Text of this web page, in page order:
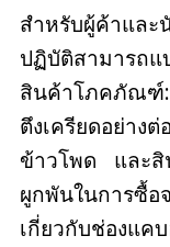
สำหรับผู้ค้าแล
ปฏิบัติสามารถแ
สินค้าโภคภัณฑ์
ตึงเครียดอย่าง
ข้าวโพด และสิ
ผูกพันในการซื้
เกี่ยวกับช่องแค